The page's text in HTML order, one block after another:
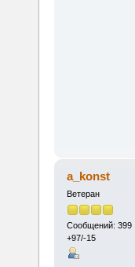
a_konst
Ветеран
Сообщений: 399
+97/-15